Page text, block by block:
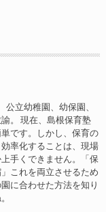
立幼稚園、幼保園、
。 現在、島根保育塾
です。しかし、保育の
率化することは、現場
手くできません。「保
これを両立させるため
に合わせた方法を知り